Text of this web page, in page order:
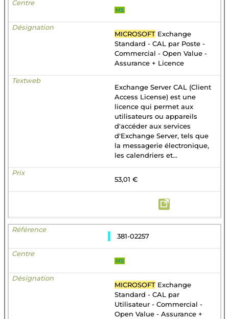
MS
MICROSOFT Exchange
Standard - CAL par Poste -
Commercial - Open Value -
Assurance + Licence
Exchange Server CAL (Client
Access License) est une
licence qui permet aux
utilisateurs ou appareils
d'accéder aux services
d'Exchange Server, tels que
la messagerie électronique,
les calendriers et...
53,01 €
381-02257
MS
MICROSOFT Exchange
Standard - CAL par
Utilisateur - Commercial -
Open Value - Assurance +